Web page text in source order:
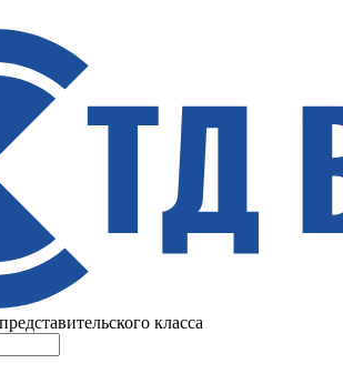
класса